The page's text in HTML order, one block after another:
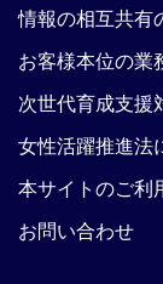
情報の相互共有
お客様本位の業
次世代育成支援
女性活躍推進法
本サイトのご利
お問い合わせ